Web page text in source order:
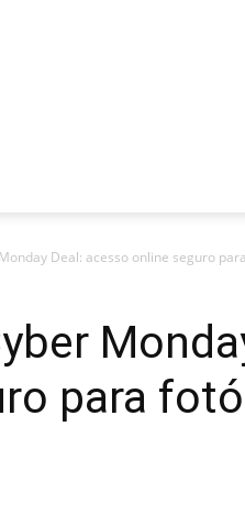
Deal: acesso online seguro
para